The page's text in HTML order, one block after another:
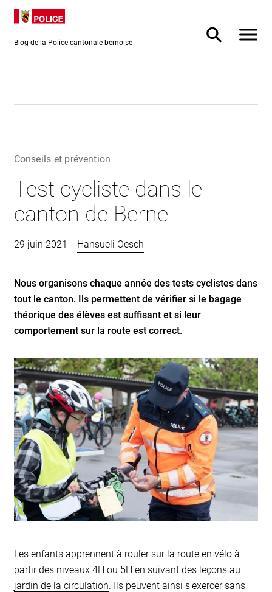
Directement
au contenu
Directement
vers la
recherche
Blog de la Police cantonale bernoise
Conseils et prévention
Test cycliste dans le
canton de Berne
29 juin 2021 Hansueli Oesch
Nous organisons chaque année des tests cyclistes dans
tout le canton. Ils permettent de vérifier si le bagage
théorique des élèves est suffisant et si leur
comportement sur la route est correct.
Les enfants apprennent à rouler sur la route en vélo à
partir des niveaux 4H ou 5H en suivant des leçons au
jardin de la circulation. Ils peuvent ainsi s’exercer sans